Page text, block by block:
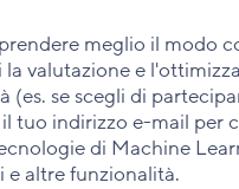
meglio il modo
valutazione e
se scegli di
tuo indirizzo e-mail
di Machine
altre funzionalità.